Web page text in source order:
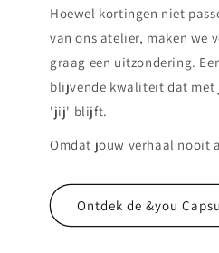
Hoewel kortingen niet
van ons atelier, maken we
graag een uitzondering.
blijvende kwaliteit dat met
'jij' blijft.
Omdat jouw verhaal nooit
Ontdek de &you